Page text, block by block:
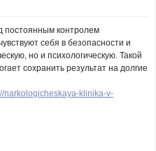
постоянным контролем
себя в безопасности и
но и психологическую. Такой
сохранить результат на долгие
narkologicheskaya-klinika-v-